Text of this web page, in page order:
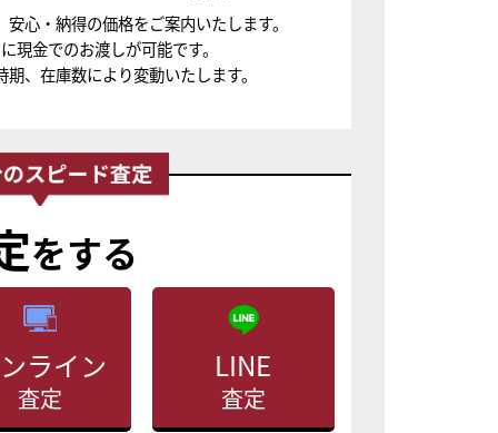
心・納得の価格をご案内いたします。
現金でのお渡しが可能です。
、在庫数により変動いたします。
をする
ライン
査定
LINE
査定